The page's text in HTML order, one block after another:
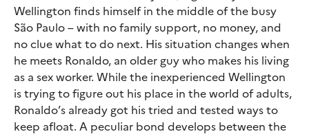
Wellington finds himself in the middle of the busy
São Paulo – with no family support, no money, and
no clue what to do next. His situation changes when
he meets Ronaldo, an older guy who makes his living
as a sex worker. While the inexperienced Wellington
is trying to figure out his place in the world of adults,
Ronaldo’s already got his tried and tested ways to
keep afloat. A peculiar bond develops between the